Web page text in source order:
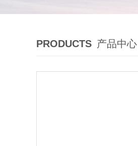
PRODUCTS 产品中心